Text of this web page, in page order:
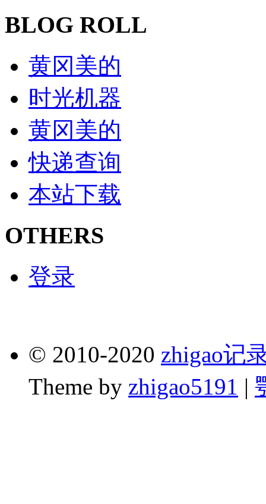
BLOG ROLL
黄冈美的
时光机器
黄冈美的
快递查询
本站下载
OTHERS
登录
© 2010-2020 zhigao记
Theme by zhigao5191 |